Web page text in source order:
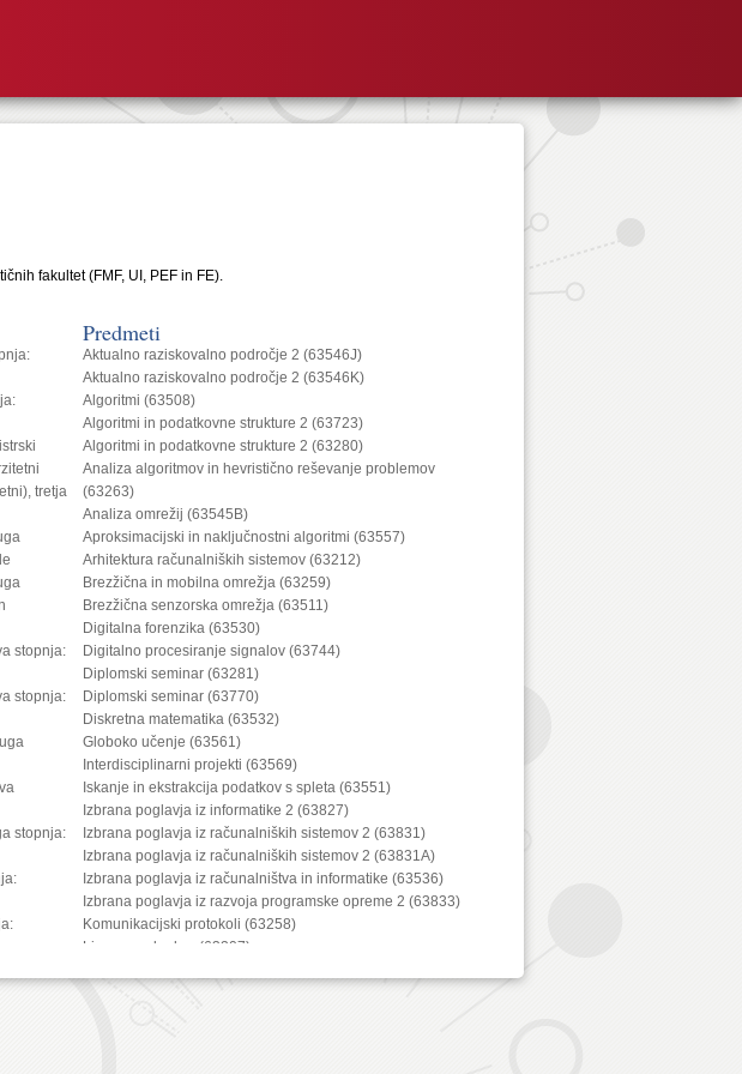
fakultet (FMF, UI, PEF in FE).
tretja
stopnja:
stopnja:
stopnja:
Predmeti
Aktualno raziskovalno področje 2 (63546J)
Aktualno raziskovalno področje 2 (63546K)
Algoritmi (63508)
Algoritmi in podatkovne strukture 2 (63723)
Algoritmi in podatkovne strukture 2 (63280)
Analiza algoritmov in hevristično reševanje problemov
(63263)
Analiza omrežij (63545B)
Aproksimacijski in naključnostni algoritmi (63557)
Arhitektura računalniških sistemov (63212)
Brezžična in mobilna omrežja (63259)
Brezžična senzorska omrežja (63511)
Digitalna forenzika (63530)
Digitalno procesiranje signalov (63744)
Diplomski seminar (63281)
Diplomski seminar (63770)
Diskretna matematika (63532)
Globoko učenje (63561)
Interdisciplinarni projekti (63569)
Iskanje in ekstrakcija podatkov s spleta (63551)
Izbrana poglavja iz informatike 2 (63827)
Izbrana poglavja iz računalniških sistemov 2 (63831)
Izbrana poglavja iz računalniških sistemov 2 (63831A)
Izbrana poglavja iz računalništva in informatike (63536)
Izbrana poglavja iz razvoja programske opreme 2 (63833)
Komunikacijski protokoli (63258)
Linearna algebra (63207)
Matematika 2 (63567)